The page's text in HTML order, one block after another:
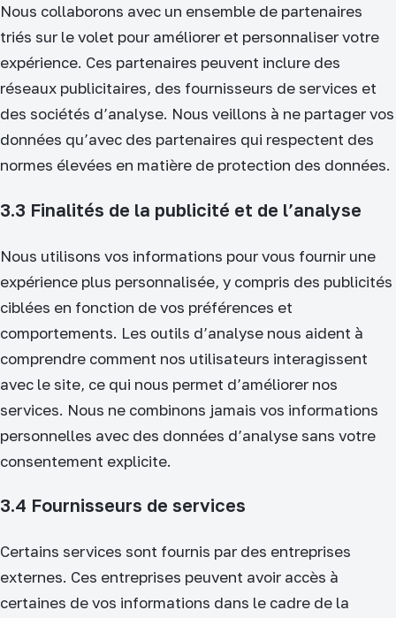
Nous collaborons avec un ensemble de partenaires
triés sur le volet pour améliorer et personnaliser votre
expérience. Ces partenaires peuvent inclure des
réseaux publicitaires, des fournisseurs de services et
des sociétés d’analyse. Nous veillons à ne partager vos
données qu’avec des partenaires qui respectent des
normes élevées en matière de protection des données.
3.3 Finalités de la publicité et de l’analyse
Nous utilisons vos informations pour vous fournir une
expérience plus personnalisée, y compris des publicités
ciblées en fonction de vos préférences et
comportements. Les outils d’analyse nous aident à
comprendre comment nos utilisateurs interagissent
avec le site, ce qui nous permet d’améliorer nos
services. Nous ne combinons jamais vos informations
personnelles avec des données d’analyse sans votre
consentement explicite.
3.4 Fournisseurs de services
Certains services sont fournis par des entreprises
externes. Ces entreprises peuvent avoir accès à
certaines de vos informations dans le cadre de la